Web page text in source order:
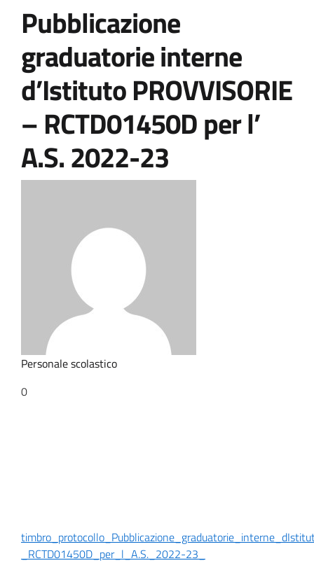
Pubblicazione
graduatorie interne
d’Istituto PROVVISORIE
– RCTD01450D per l’
A.S. 2022-23
Personale scolastico
0
_RCTD01450D_per_l_A.S._2022-23_